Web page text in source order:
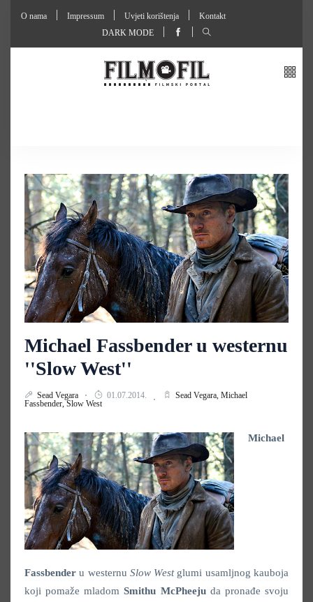
O nama Impressum Uvjeti korištenja
Kontakt
DARK MODE
Michael Fassbender u westernu
''Slow West''
Sead Vegara 01.07.2014. Sead Vegara, Michael
Fassbender,Slow West
Michael
Fassbender u westernu Slow Westglumi usamljnog kauboja
koji pomaže mladomSmithu McPheejuda pronađe svoju